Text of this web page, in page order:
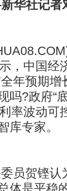
华社记者
，中国经
年预期增
吗?政府“
率波动可
库专家。
员贺铿认
体是平稳